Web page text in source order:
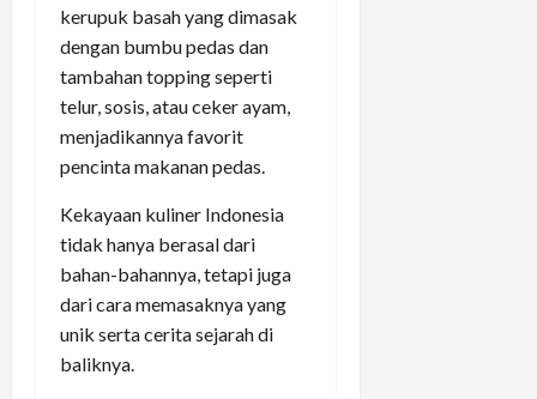
kerupuk basah yang dimasak
dengan bumbu pedas dan
tambahan topping seperti
telur, sosis, atau ceker ayam,
menjadikannya favorit
pencinta makanan pedas.
Kekayaan kuliner Indonesia
tidak hanya berasal dari
bahan-bahannya, tetapi juga
dari cara memasaknya yang
unik serta cerita sejarah di
baliknya.